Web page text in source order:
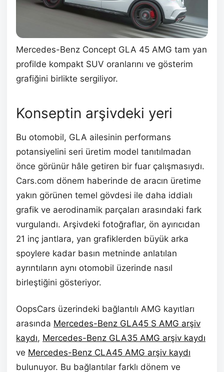
Mercedes-Benz Concept GLA 45 AMG tam yan
profilde kompakt SUV oranlarını ve gösterim
grafiğini birlikte sergiliyor.
Konseptin arşivdeki yeri
Bu otomobil, GLA ailesinin performans
potansiyelini seri üretim model tanıtılmadan
önce görünür hâle getiren bir fuar çalışmasıydı.
Cars.com dönem haberinde de aracın üretime
yakın görünen temel gövdesi ile daha iddialı
grafik ve aerodinamik parçaları arasındaki fark
vurgulandı. Arşivdeki fotoğraflar, ön ayırıcıdan
21 inç jantlara, yan grafiklerden büyük arka
spoylere kadar basın metninde anlatılan
ayrıntıların aynı otomobil üzerinde nasıl
birleştiğini gösteriyor.
OopsCars üzerindeki bağlantılı AMG kayıtları
arasında Mercedes-Benz GLA45 S AMG arşiv
kaydı, Mercedes-Benz GLA35 AMG arşiv kaydı
ve Mercedes-Benz CLA45 AMG arşiv kaydı
bulunuyor. Bu bağlantılar farklı dönem ve